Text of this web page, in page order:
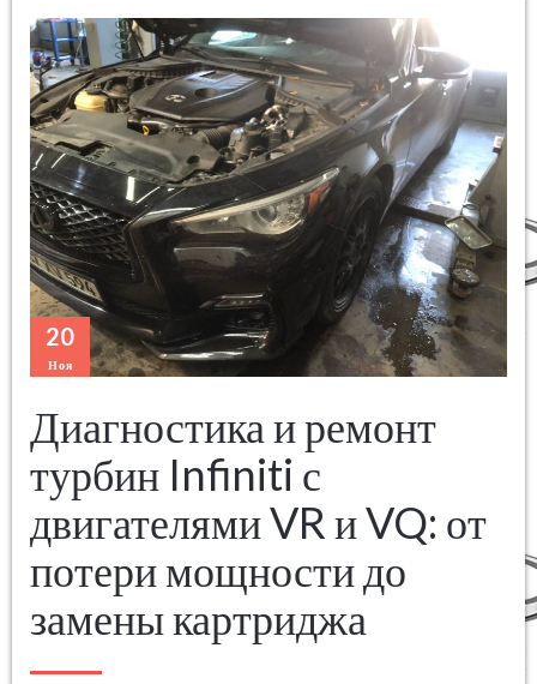
20
Ноя
Диагностика и ремонт
турбин Infiniti с
двигателями VR и VQ: от
потери мощности до
замены картриджа